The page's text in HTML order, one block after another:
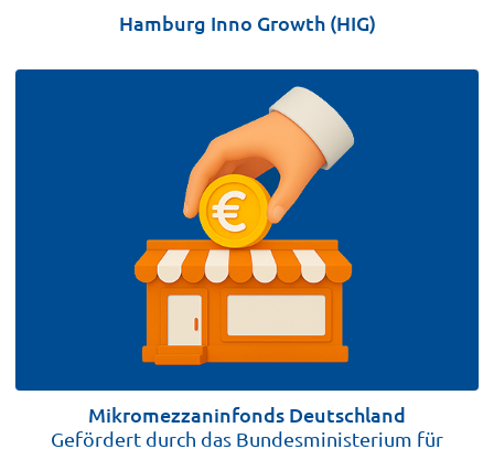
Hamburg Inno Growth (HIG)
Mikromezzaninfonds Deutschland
Gefördert durch das Bundesministerium für